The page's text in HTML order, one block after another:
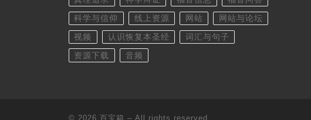
科学与信仰 线上资源 网站 网站与论坛
视频 认识恢复本圣经 词汇与句子
资源下载 音频
© 2026 百宝箱 – All rights reserved